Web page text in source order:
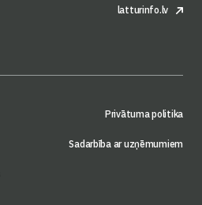
latturinfo.lv
Privātuma politika
Sadarbība ar uzņēmumiem